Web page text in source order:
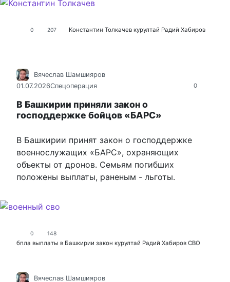
0 207 Константин Толкачев курултай Радий Хабиров
0
Вячеслав Шамшияров
01.07.2026Спецоперация
В Башкирии приняли закон о
господдержке бойцов «БАРС»
В Башкирии принят закон о господдержке
военнослужащих «БАРС», охраняющих
объекты от дронов. Семьям погибших
положены выплаты, раненым - льготы.
0 148
бпла выплаты в Башкирии закон курултай Радий Хабиров СВО
Вячеслав Шамшияров